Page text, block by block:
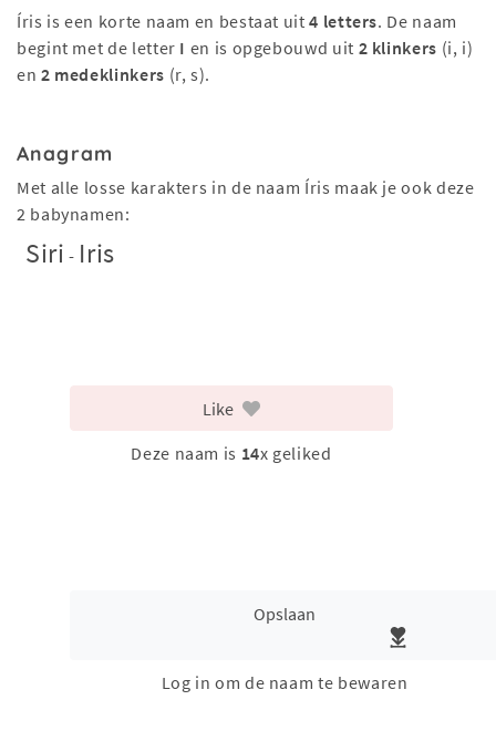
Íris is een korte naam en bestaat uit4 letters. De naam
begint met de letter I en is opgebouwd uit 2 klinkers (i, i)
en 2 medeklinkers (r, s).
Anagram
Met alle losse karakters in de naam Íris maak je ook deze
2 babynamen:
Siri - Iris
Like
Deze naam is 14x geliked
Opslaan
Log in om de naam te bewaren